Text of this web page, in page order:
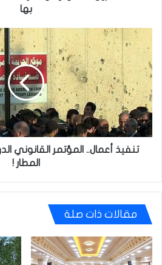
بها
تنفيذ
أعمال..
المؤتمر
القانوني
الدولي
الأول
حول
جريمة
المطار
تنفيذ أعمال.. المؤتمر القانوني
المطار !
مقالات ذات صلة